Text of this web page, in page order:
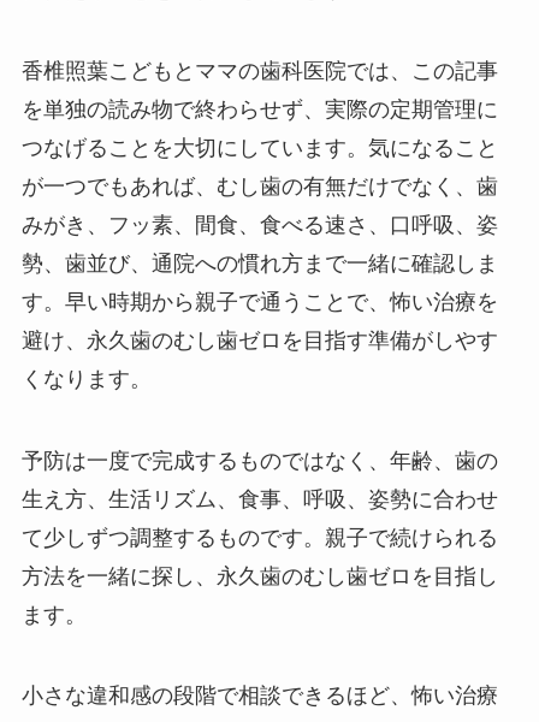
香椎照葉こどもとママの歯科医院では、この記事
を単独の読み物で終わらせず、実際の定期管理に
つなげることを大切にしています。気になること
が一つでもあれば、むし歯の有無だけでなく、歯
みがき、フッ素、間食、食べる速さ、口呼吸、姿
勢、歯並び、通院への慣れ方まで一緒に確認しま
す。早い時期から親子で通うことで、怖い治療を
避け、永久歯のむし歯ゼロを目指す準備がしやす
くなります。
予防は一度で完成するものではなく、年齢、歯の
生え方、生活リズム、食事、呼吸、姿勢に合わせ
て少しずつ調整するものです。親子で続けられる
方法を一緒に探し、永久歯のむし歯ゼロを目指し
ます。
小さな違和感の段階で相談できるほど、怖い治療